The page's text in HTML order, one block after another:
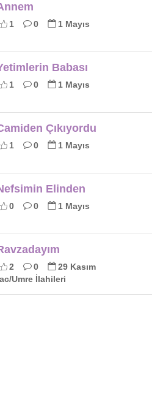
1 0
1 Mayıs
Babası
1 0
1 Mayıs
Çıkıyordu
1 0
1 Mayıs
Elinden
0 0
1 Mayıs
2 0
29 Kasım
Umre İlahileri